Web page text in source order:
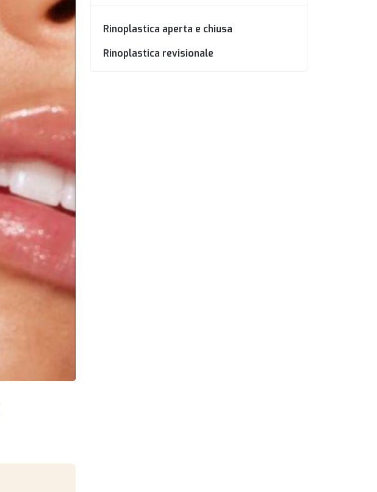
Rinoplastica aperta e chiusa
Rinoplastica revisionale